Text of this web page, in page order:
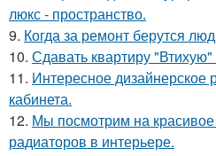
люкс - пространство.
9. Когда за ремонт берутся
10. Сдавать квартиру
11. Интересное дизайнерское
кабинета.
12. Мы посмотрим на
радиаторов в интерьере.